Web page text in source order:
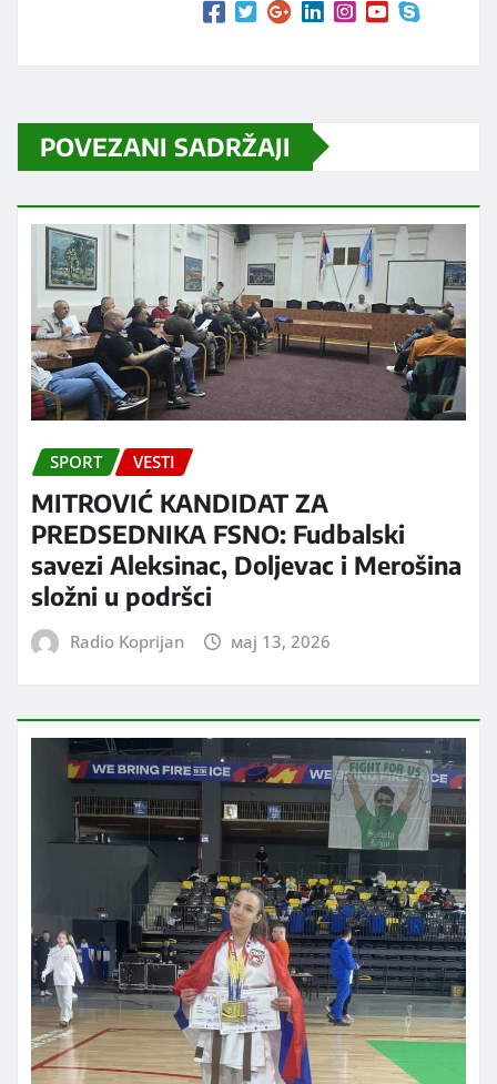
POVEZANI SADRŽAJI
SPORT VESTI
MITROVIĆ KANDIDAT ZA
PREDSEDNIKA FSNO: Fudbalski
savezi Aleksinac, Doljevac i Merošina
složni u podršci
Radio Koprijan мај 13, 2026